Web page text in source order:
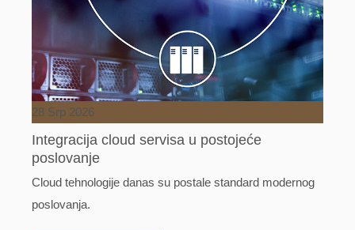
28 Srp 2026
Integracija cloud servisa u postojeće
poslovanje
Cloud tehnologije danas su postale standard modernog
poslovanja.